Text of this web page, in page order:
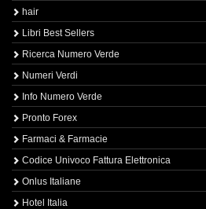
hair
Libri Best Sellers
Ricerca Numero Verde
Numeri Verdi
Info Numero Verde
Pronto Forex
Farmaci & Farmacie
Codice Univoco Fattura Elettronica
Onlus Italiane
Hotel Italia